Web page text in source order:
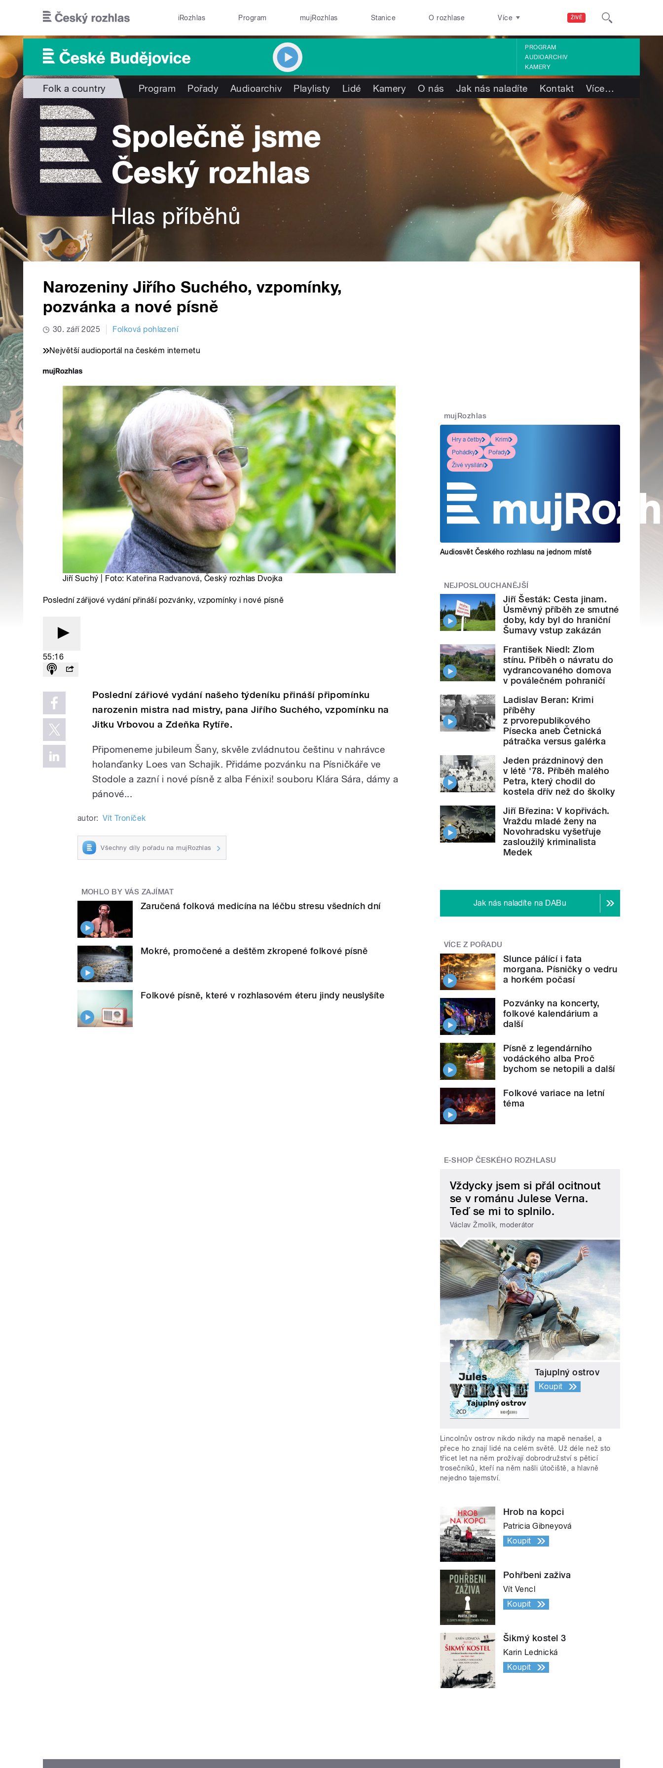
ŽIVĚ
iRozhlas Program mujRozhlas Stanice O rozhlase Více
PROGRAM
AUDIOARCHIV
KAMERY
Folk a country Program Pořady Audioarchiv Playlisty Lidé Kamery O nás Jak nás naladíte Kontakt Více…
Narozeniny Jiřího Suchého, vzpomínky,
pozvánka a nové písně
30. září 2025 Folková pohlazení
Největší audioportál na českém internetu
Jiří Suchý | Foto: Kateřina Radvanová, Český rozhlas Dvojka
Poslední zářijové vydání přináší pozvánky, vzpomínky i nové písně
55:16
Poslední zářiové vydání našeho týdeníku přináší připomínku
narozenin mistra nad mistry, pana Jiřího Suchého, vzpomínku na
Jitku Vrbovou a Zdeňka Rytíře.
Připomeneme jubileum Šany, skvěle zvládnutou češtinu v nahrávce
holanďanky Loes van Schajik. Přidáme pozvánku na Písničkáře ve
Stodole a zazní i nové písně z alba Fénixi! souboru Klára Sára, dámy a
pánové...
autor: Vít Troníček
Všechny díly pořadu na mujRozhlas
MOHLO BY VÁS ZAJÍMAT
Zaručená folková medicína na léčbu stresu všedních dní
Mokré, promočené a deštěm zkropené folkové písně
Folkové písně, které v rozhlasovém éteru jindy neuslyšíte
mujRozhlas
Hry a četby
Krimi
Pohádky
Pořady
Živé vysílání
Audiosvět Českého rozhlasu na jednom místě
NEJPOSLOUCHANĚJŠÍ
Jiří Šesták: Cesta jinam.
Úsměvný příběh ze smutné
doby, kdy byl do hraniční
Šumavy vstup zakázán
František Niedl: Zlom
stínu. Příběh o návratu do
vydrancovaného domova
v poválečném pohraničí
Ladislav Beran: Krimi
příběhy
z prvorepublikového
Písecka aneb Četnická
pátračka versus galérka
Jeden prázdninový den
v létě '78. Příběh malého
Petra, který chodil do
kostela dřív než do školky
Jiří Březina: V kopřivách.
Vraždu mladé ženy na
Novohradsku vyšetřuje
zasloužilý kriminalista
Medek
Jak nás naladíte na DABu
VÍCE Z POŘADU
Slunce pálící i fata
morgana. Písničky o vedru
a horkém počasí
Pozvánky na koncerty,
folkové kalendárium a
další
Písně z legendárního
vodáckého alba Proč
bychom se netopili a další
Folkové variace na letní
téma
E-SHOP ČESKÉHO ROZHLASU
Vždycky jsem si přál ocitnout
se v románu Julese Verna.
Teď se mi to splnilo.
Václav Žmolík, moderátor
Tajuplný ostrov
Koupit
Lincolnův ostrov nikdo nikdy na mapě nenašel, a
přece ho znají lidé na celém světě. Už déle než sto
třicet let na něm prožívají dobrodružství s pěticí
trosečníků, kteří na něm našli útočiště, a hlavně
nejedno tajemství.
Hrob na kopci
Patricia Gibneyová
Koupit
Pohřbeni zaživa
Vít Vencl
Koupit
Šikmý kostel 3
Karin Lednická
Koupit